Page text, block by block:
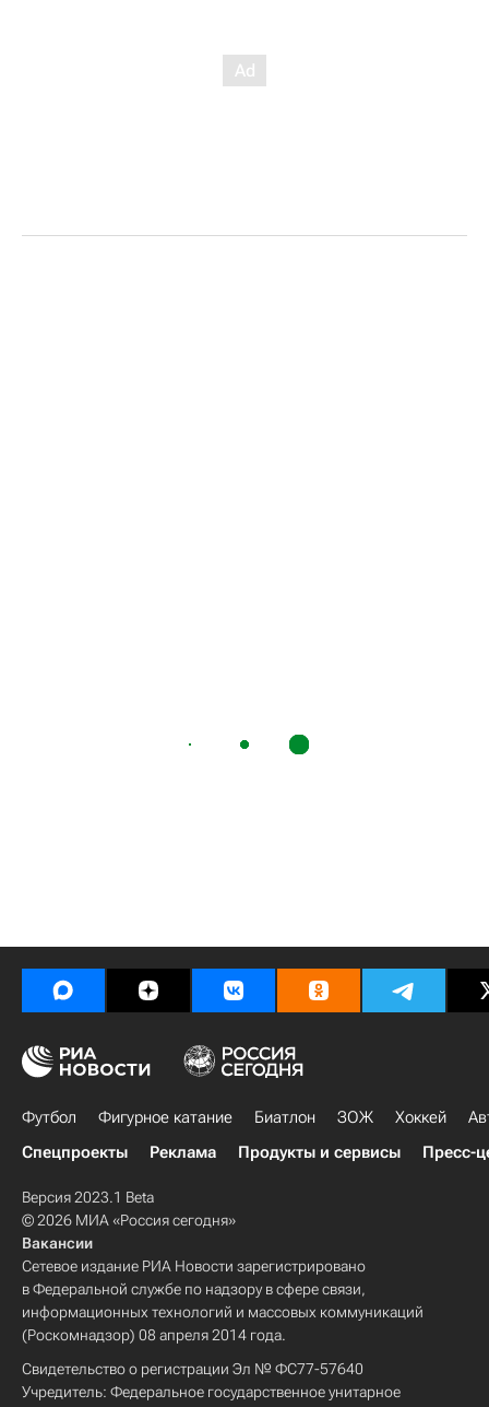
Футбол Фигурное катание Биатлон ЗОЖ Хоккей
Спецпроекты
Реклама Продукты и сервисы Пресс-
Версия 2023.1 Beta
© 2026 МИА «Россия сегодня»
Вакансии
Сетевое издание РИА Новости зарегистрировано
в Федеральной службе по надзору в сфере связи,
информационных технологий и массовых коммуникаций
(Роскомнадзор) 08 апреля 2014 года.
Свидетельство о регистрации Эл № ФС77-57640
Учредитель: Федеральное государственное унитарное